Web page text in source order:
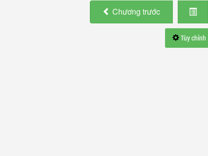
Chương trước
Tùy chỉnh